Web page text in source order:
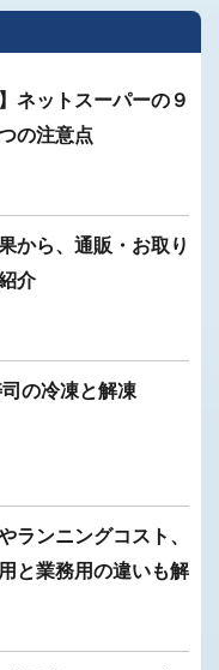
ネットスーパーの９
の注意点
から、通販・お取り
介
の冷凍と解凍
ランニングコスト、
と業務用の違いも解